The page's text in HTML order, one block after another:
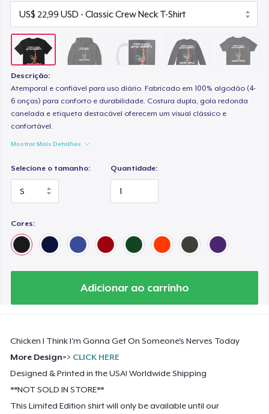
Descrição:
Atemporal e confiável para uso diário. Fabricado em 100% algodão (4-
6 onças) para conforto e durabilidade. Costura dupla, gola redonda
canelada e etiqueta destacável oferecem um visual clássico e
confortável.
Mostrar Mais Detalhes
Selecione o tamanho: Quantidade:
Cores:
Adicionar ao carrinho
Chicken I Think I'm Gonna Get On Someone's Nerves Today
More Design=> CLICK HERE
Designed & Printed in the USA! Worldwide Shipping
**NOT SOLD IN STORE**
This Limited Edition shirt will only be available until our